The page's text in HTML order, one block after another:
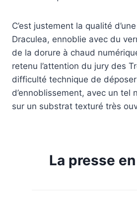
C’est justement la qualité
Draculea, ennoblie avec du
de la dorure à chaud
retenu l’attention du jury des
difficulté technique de
d’ennoblissement, avec un tel
sur un substrat texturé très
La presse